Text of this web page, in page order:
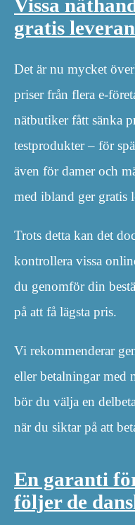
Vissa
gratis
Det är nu mycket
priser från flera e-
nätbutiker fått sänka
testprodukter – för
även för damer och
med ibland ger gratis
Trots detta kan det
kontrollera vissa
du genomför din
på att få lägsta pris.
Vi rekommenderar
eller betalningar med
bör du välja en
när du siktar på att
En garanti
följer de